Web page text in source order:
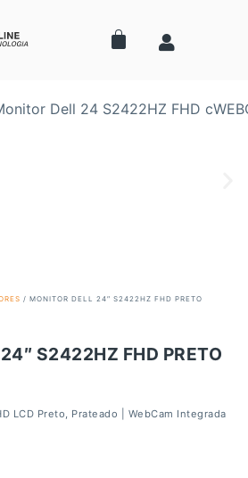
/ MONITOR DELL 24″ S2422HZ FHD PRETO
S2422HZ FHD PRETO
LCD Preto, Prateado | WebCam Integrada